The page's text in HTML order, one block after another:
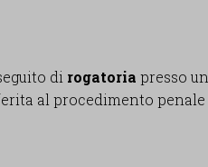
di rogatoria presso un
al procedimento penale